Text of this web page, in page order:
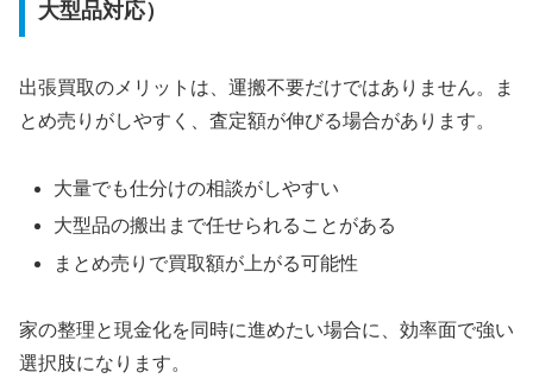
大型品対応）
出張買取のメリットは、運搬不要だけではありません。ま
とめ売りがしやすく、査定額が伸びる場合があります。
大量でも仕分けの相談がしやすい
大型品の搬出まで任せられることがある
まとめ売りで買取額が上がる可能性
家の整理と現金化を同時に進めたい場合に、効率面で強い
選択肢になります。